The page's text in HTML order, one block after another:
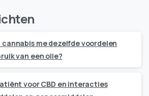
me dezelfde voordelen
van een olie?
voor CBD en interacties